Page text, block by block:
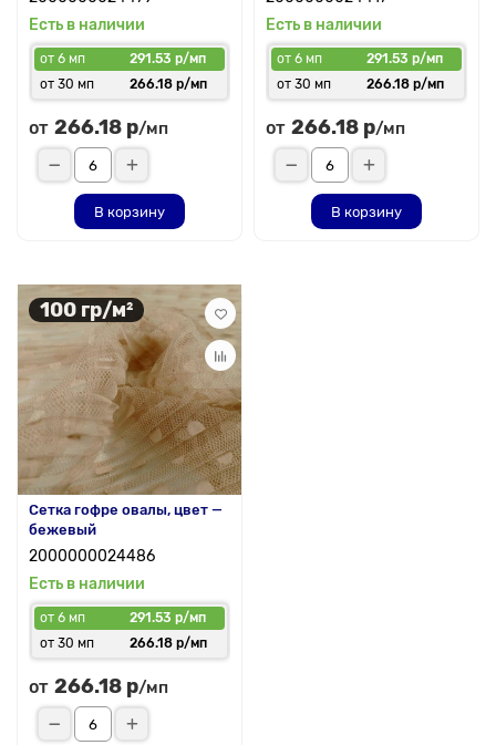
Есть в наличии
от 6 мп
291.53 р/мп
от 30 мп
266.18 р/мп
от 266.18 р/мп
В корзину
Есть в наличии
от 6 мп
291.53 р/мп
от 30 мп
266.18 р/мп
от 266.18 р/мп
В корзину
100 гр/м²
Сетка гофре овалы, цвет —
бежевый
2000000024486
Есть в наличии
от 6 мп
291.53 р/мп
от 30 мп
266.18 р/мп
от 266.18 р/мп